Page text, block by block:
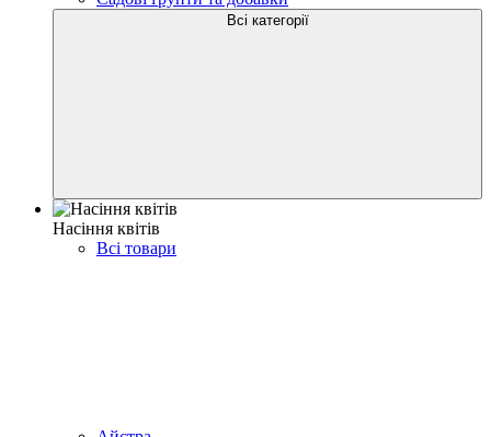
Всі категорії
Насіння квітів
Всі товари